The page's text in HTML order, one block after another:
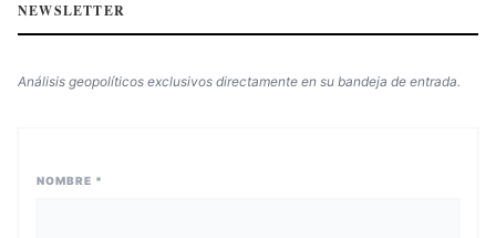
NEWSLETTER
Análisis geopolíticos exclusivos directamente en su bandeja de entrada.
NOMBRE *